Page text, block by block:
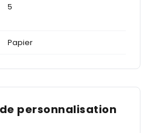
5
Papier
personnalisation